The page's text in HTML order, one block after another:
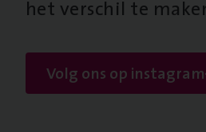
het verschil te
Volg ons op instagram